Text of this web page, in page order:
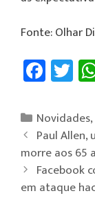
Fonte: Olhar
Fa
ce
b
o
ok
T
wi
tt
er
Novidades,
Paul
morre aos 65
Facebook
em ataque